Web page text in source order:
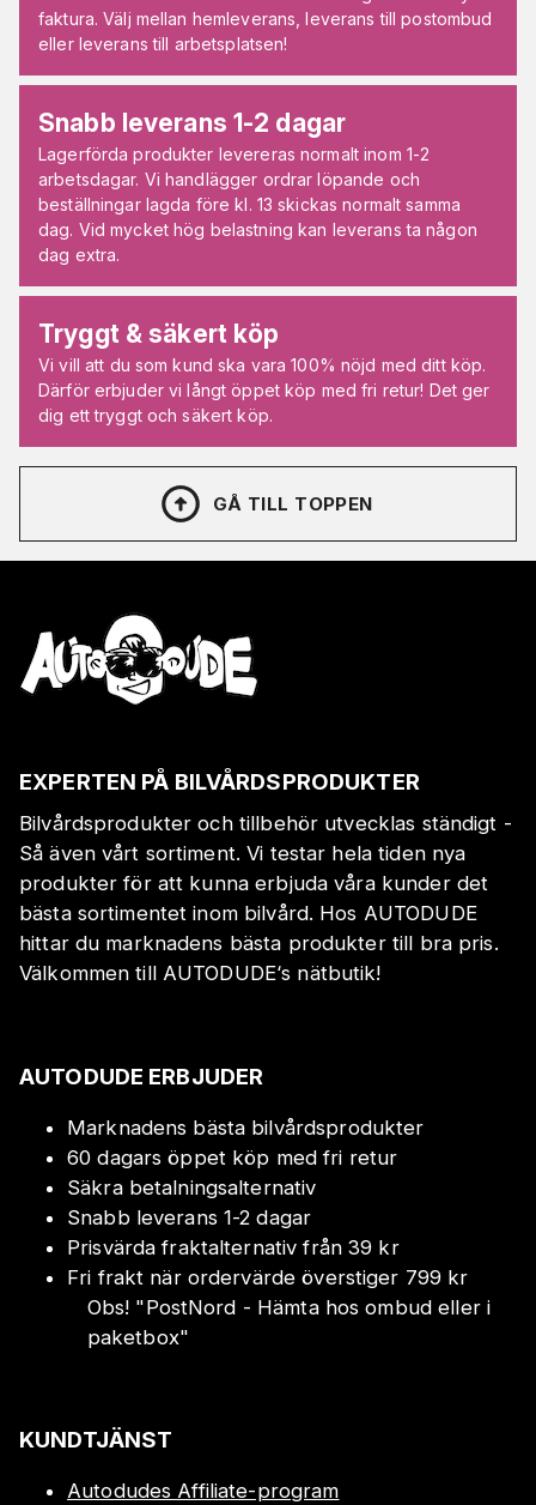
faktura. Välj mellan hemleverans, leverans till postombud
eller leverans till arbetsplatsen!
Snabb leverans 1-2 dagar
Lagerförda produkter levereras normalt inom 1-2
arbetsdagar. Vi handlägger ordrar löpande och
beställningar lagda före kl. 13 skickas normalt samma
dag. Vid mycket hög belastning kan leverans ta någon
dag extra.
Tryggt & säkert köp
Vi vill att du som kund ska vara 100% nöjd med ditt köp.
Därför erbjuder vi långt öppet köp med fri retur! Det ger
dig ett tryggt och säkert köp.
GÅ TILL TOPPEN
EXPERTEN PÅ BILVÅRDSPRODUKTER
Bilvårdsprodukter och tillbehör utvecklas ständigt -
Så även vårt sortiment. Vi testar hela tiden nya
produkter för att kunna erbjuda våra kunder det
bästa sortimentet inom bilvård. Hos AUTODUDE
hittar du marknadens bästa produkter till bra pris.
Välkommen till AUTODUDE‘s nätbutik!
AUTODUDE ERBJUDER
Marknadens bästa bilvårdsprodukter
60 dagars öppet köp med fri retur
Säkra betalningsalternativ
Snabb leverans 1-2 dagar
Prisvärda fraktalternativ från 39 kr
Fri frakt när ordervärde överstiger 799 kr
Obs! "PostNord - Hämta hos ombud eller i
paketbox"
KUNDTJÄNST
Autodudes Affiliate-program